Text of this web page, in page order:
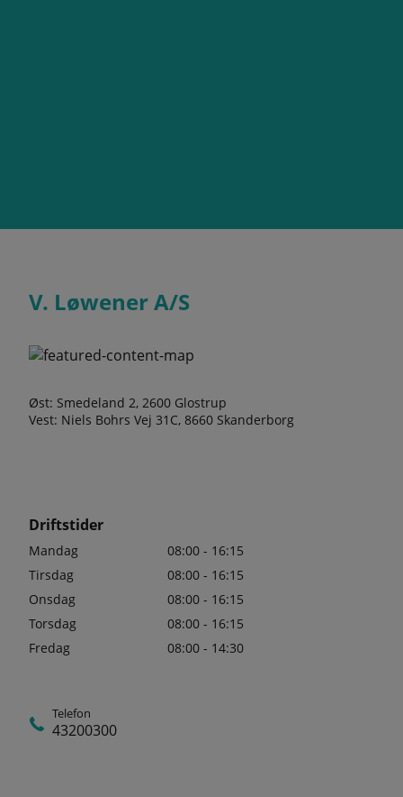
V. Løwener A/S
Øst: Smedeland 2, 2600 Glostrup
Vest: Niels Bohrs Vej 31C, 8660 Skanderborg
Driftstider
Mandag
08:00 - 16:15
Tirsdag
08:00 - 16:15
Onsdag
08:00 - 16:15
Torsdag
08:00 - 16:15
Fredag
08:00 - 14:30
Telefon
43200300